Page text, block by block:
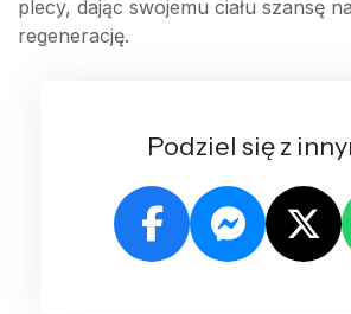
plecy, dając swojemu ciału szansę
regenerację.
Podziel się z